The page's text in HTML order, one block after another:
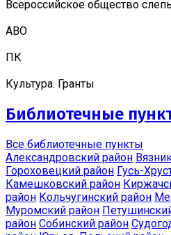
Всероссийское общество
АВО
ПК
Культура. Гранты
Библиотечные
Все библиотечные пункты
Александровский район
Гороховецкий район Гусь-
Камешковский район
район Кольчугинский район
Муромский район
район Собинский район